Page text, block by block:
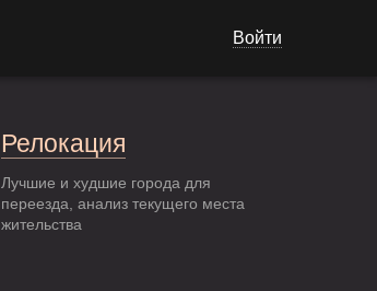
Войти
Релокация
Лучшие и худшие города для
переезда, анализ текущего места
жительства